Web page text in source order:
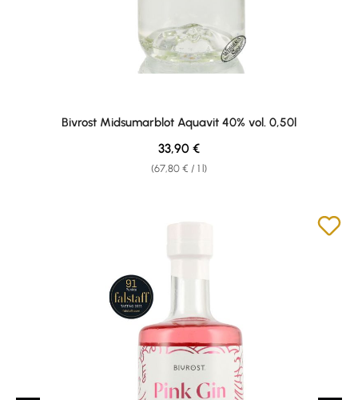
Bivrost Midsumarblot Aquavit 40% vol. 0,50l
(67,80 € / 1 l)
Regular price:
33,90 €